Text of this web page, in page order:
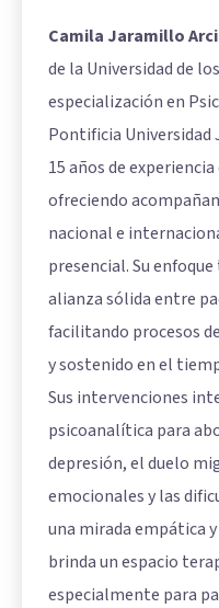
Camila Jaramillo
de la Universidad de
especialización en
Pontificia Universidad
15 años de
ofreciendo
nacional e
presencial. Su
alianza sólida entre
facilitando procesos
y sostenido en el
Sus intervenciones
psicoanalítica para
depresión, el duelo
emocionales y las
una mirada empática
brinda un espacio
especialmente para